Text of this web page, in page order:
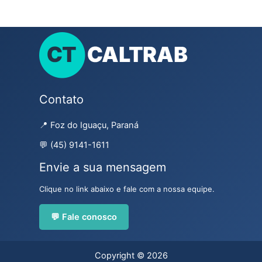
Contato
📍 Foz do Iguaçu, Paraná
💬 (45) 9141-1611
Envie a sua mensagem
Clique no link abaixo e fale com a nossa equipe.
💬 Fale conosco
Copyright © 2026